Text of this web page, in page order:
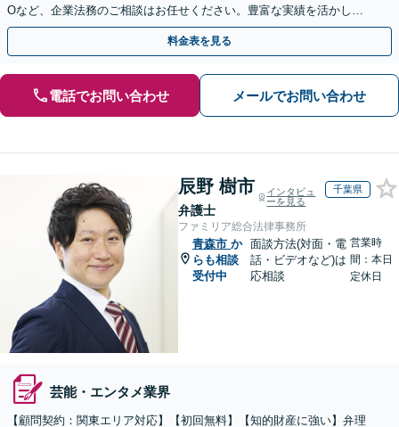
Oなど、企業法務のご相談はお任せください。豊富な実績を活かし的
確に対応を進めてまいります。
料金表を見る
電話でお問い合わせ メールでお問い合わせ
辰野 樹市
弁護士
インタビュ
ーを見る
千葉県
ファミリア総合法律事務所
青森市 か
らも相談
受付中
面談方法(対面・電
話・ビデオなど)は
応相談
営業時
間：本日
定休日
芸能・エンタメ業界
【顧問契約：関東エリア対応】【初回無料】【知的財産に強い】弁理